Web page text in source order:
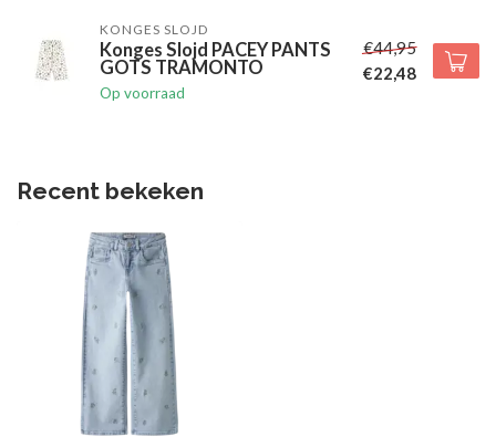
KONGES SLOJD
Konges Slojd PACEY PANTS
GOTS TRAMONTO
Op voorraad
€44,95
€22,48
Recent bekeken